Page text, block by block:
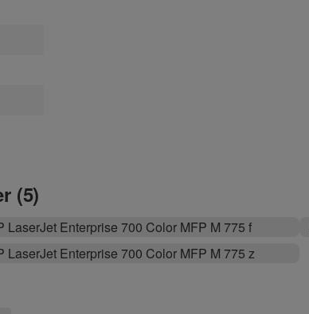
(5)
LaserJet Enterprise 700 Color MFP M 775 f
LaserJet Enterprise 700 Color MFP M 775 z